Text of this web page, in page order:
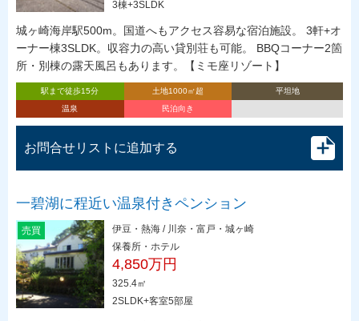
3棟+3SLDK
城ヶ崎海岸駅500m。国道へもアクセス容易な宿泊施設。 3軒+オ
ーナー棟3SLDK。収容力の高い貸別荘も可能。 BBQコーナー2箇
所・別棟の露天風呂もあります。【ミモ座リゾート】
駅まで徒歩15分 土地1000㎡超
平坦地
温泉
民泊向き
お問合せリストに追加する
一碧湖に程近い温泉付きペンション
売買
伊豆・熱海 / 川奈・富戸・城ヶ崎
保養所・ホテル
4,850万円
325.4㎡
2SLDK+客室5部屋